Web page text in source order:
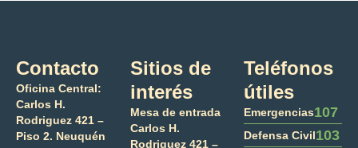
Contacto
Oficina Central:
Carlos H.
Rodriguez 421 –
Piso 2. Neuquén
Sitios de
interés
Mesa de entrada
Carlos H.
Rodriguez 421 –
Teléfonos
útiles
Emergencias107
Defensa Civil103